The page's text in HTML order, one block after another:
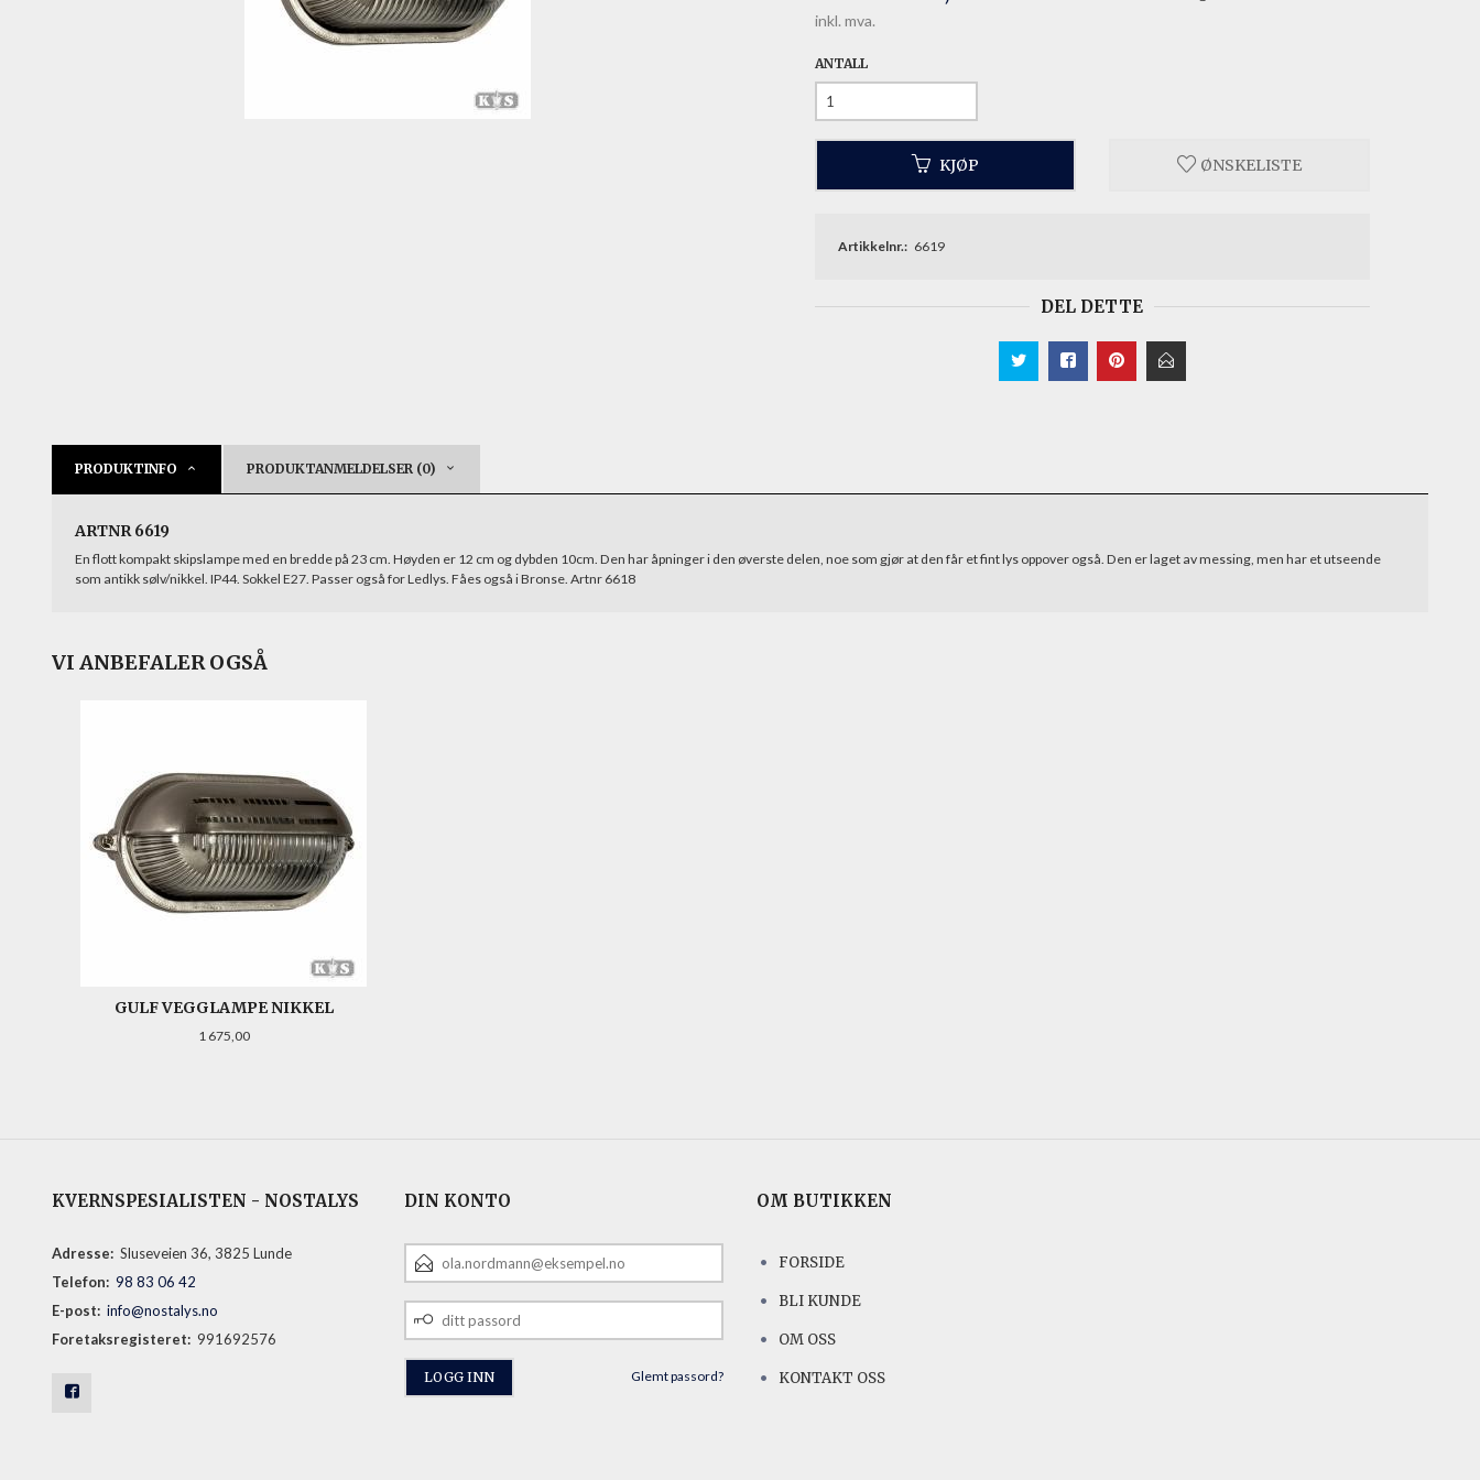
inkl. mva.
ANTALL
KJØP ØNSKELISTE
Artikkelnr.: 6619
DEL DETTE
PRODUKTINFO PRODUKTANMELDELSER (0)
ARTNR 6619
En flott kompakt skipslampe med en bredde på 23 cm. Høyden er 12 cm og dybden 10cm. Den har åpninger i den øverste delen, noe som gjør at den får et fint lys oppover også. Den er laget av messing, men har et utseende
som antikk sølv/nikkel. IP44. Sokkel E27. Passer også for Ledlys. Fåes også i Bronse. Artnr 6618
VI ANBEFALER OGSÅ
GULF VEGGLAMPE NIKKEL
Pris
1 675,00
KVERNSPESIALISTEN - NOSTALYS
Adresse: Sluseveien 36, 3825 Lunde
Telefon: 98 83 06 42
E-post: info@nostalys.no
Foretaksregisteret: 991692576
DIN KONTO
POSTADRESSE
PASSORD
Glemt passord?
OM BUTIKKEN
FORSIDE
BLI KUNDE
OM OSS
KONTAKT OSS